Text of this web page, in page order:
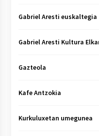
Gabriel Aresti euskaltegia
Gabriel Aresti Kultura
Gazteola
Kafe Antzokia
Kurkuluxetan umegunea